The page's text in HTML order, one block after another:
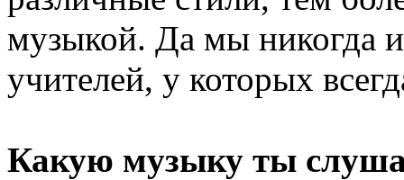
музыкой. Да мы никогда и
учителей, у которых
Какую музыку ты